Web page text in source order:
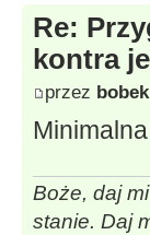
Re:
kontra
przez bobek
Boże, daj
stanie. Daj